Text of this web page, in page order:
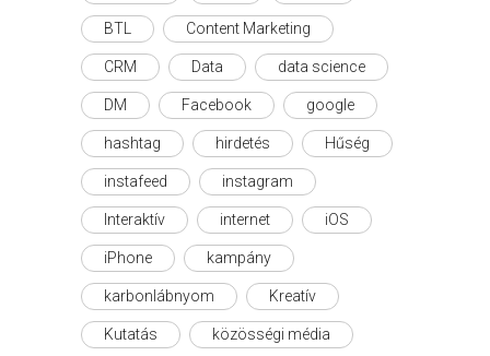
BTL Content Marketing
CRM Data data science
DM Facebook google
hashtag hirdetés Hűség
instafeed instagram
Interaktív internet iOS
iPhone kampány
karbonlábnyom Kreatív
Kutatás közösségi média